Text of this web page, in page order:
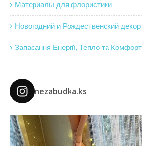
Материалы для флористики
Новогодний и Рождественский декор
Запасання Енергії, Тепло та Комфорт
nezabudka.ks